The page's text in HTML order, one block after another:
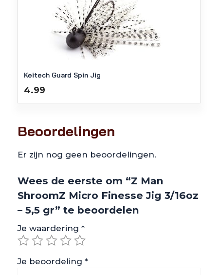
Keitech Guard Spin Jig
4.99
Beoordelingen
Er zijn nog geen beoordelingen.
Wees de eerste om “Z Man
ShroomZ Micro Finesse Jig 3/16oz
– 5,5 gr” te beoordelen
Je waardering *
Je beoordeling *